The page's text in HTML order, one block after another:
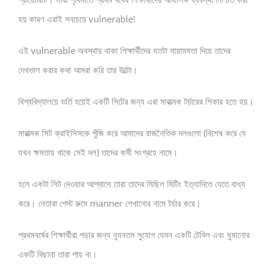
হয় কারণ এরাই সবচেয়ে vulnerable!
এই vulnerable অবস্থায় থাকা শিক্ষার্থীদের যতটা মায়ামমতা দিয়ে তাদের
দেখভাল করার কথা আমরা করি তার উল্টো।
বিশ্ববিদ্যালয়ে ভর্তি হয়েই একটি সিটের জন্য এরা মারাত্মক টর্চারের শিকার হতে হয়।
মারাত্মক সিট ক্রাইসিসকে পুঁজি করে আমাদের রাজনৈতিক দলগুলো (বিশেষ করে যে
যখন ক্ষমতায় থাকে সেই দল) তাদের কর্মী সংগ্রহে নামে।
হলে একটা সিট দেওয়ার আশ্বাসে তারা তাদের মিছিল মিটিং ইত্যাদিতে যেতে বাধ্য
করে। নেতারা গেস্ট রুমে manner শেখানোর নামে টর্চার করে।
প্রথমবর্ষের শিক্ষার্থীরা পড়ার জন্য ন্যূনতম সুযোগ যেমন একটি টেবিল এবং ঘুমানোর
একটি বিছানা তারা পায় না।